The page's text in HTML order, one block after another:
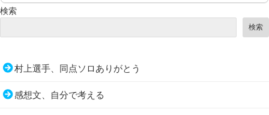
検索
検索
村上選手、同点ソロありがとう
感想文、自分で考える